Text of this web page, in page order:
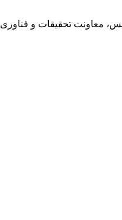
معاونت تحقیقات و فناوری